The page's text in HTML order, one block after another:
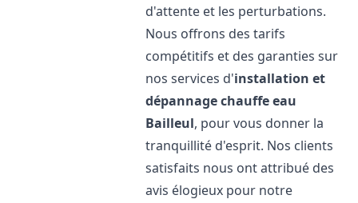
d'attente et les perturbations.
Nous offrons des tarifs
compétitifs et des garanties sur
nos services d'installation et
dépannage chauffe eau
Bailleul, pour vous donner la
tranquillité d'esprit. Nos clients
satisfaits nous ont attribué des
avis élogieux pour notre